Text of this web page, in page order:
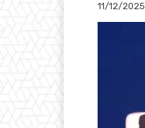
11/12/2025